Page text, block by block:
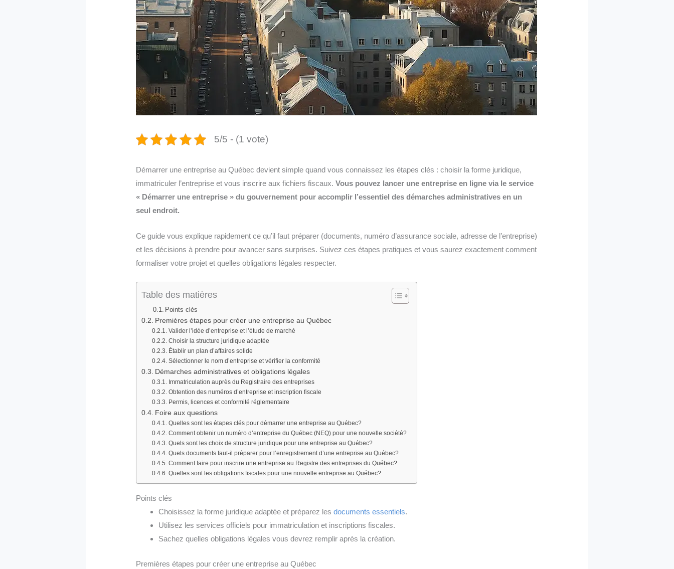
5/5 - (1 vote)
Démarrer une entreprise au Québec devient simple quand vous connaissez les étapes clés : choisir la forme juridique,
immatriculer l’entreprise et vous inscrire aux fichiers fiscaux.Vous pouvez lancer une entreprise en ligne via le service
« Démarrer une entreprise » du gouvernement pour accomplir l’essentiel des démarches administratives en un
seul endroit.
Ce guide vous explique rapidement ce qu’il faut préparer (documents, numéro d’assurance sociale, adresse de l’entreprise)
et les décisions à prendre pour avancer sans surprises. Suivez ces étapes pratiques et vous saurez exactement comment
formaliser votre projet et quelles obligations légales respecter.
Table des matières
Points clés
Premières étapes pour créer une entreprise au Québec
Valider l’idée d’entreprise et l’étude de marché
Choisir la structure juridique adaptée
Établir un plan d’affaires solide
Sélectionner le nom d’entreprise et vérifier la conformité
Démarches administratives et obligations légales
Immatriculation auprès du Registraire des entreprises
Obtention des numéros d’entreprise et inscription fiscale
Permis, licences et conformité réglementaire
Foire aux questions
Quelles sont les étapes clés pour démarrer une entreprise au Québec?
Comment obtenir un numéro d’entreprise du Québec (NEQ) pour une nouvelle société?
Quels sont les choix de structure juridique pour une entreprise au Québec?
Quels documents faut-il préparer pour l’enregistrement d’une entreprise au Québec?
Comment faire pour inscrire une entreprise au Registre des entreprises du Québec?
Quelles sont les obligations fiscales pour une nouvelle entreprise au Québec?
Points clés
Choisissez la forme juridique adaptée et préparez lesdocuments essentiels.
Utilisez les services officiels pour immatriculation et inscriptions fiscales.
Sachez quelles obligations légales vous devrez remplir après la création.
Premières étapes pour créer une entreprise au Québec